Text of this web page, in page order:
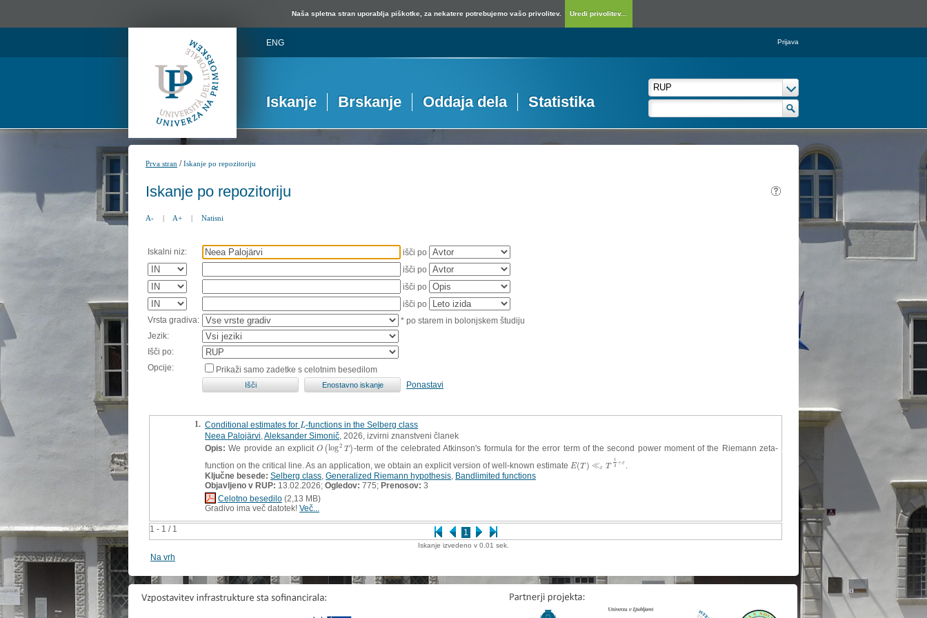
Naša spletna stran uporablja piškotke, za nekatere potrebujemo vašo privolitev. Uredi privolitev...
ENG Prijava
Iskanje Brskanje Oddaja dela Statistika
Prva stran /Iskanje po repozitoriju
Iskanje po repozitoriju
A- | A+ | Natisni
Iskalni niz:
išči po
išči po
išči po
išči po
Vrsta gradiva:
* po starem in bolonjskem študiju
Jezik:
Išči po:
Opcije:
Prikaži samo zadetke s celotnim besedilom
Ponastavi
1 - 1 / 1 1
1. Conditional estimates for L
L-functions in the Selberg class
Neea Palojärvi Aleksander Simonič , 2026, izvirni znanstveni članek
Opis: We provide an explicitO (log2 T)
O (log2 T) -term of the celebrated Atkinson's formula for the error term of the second power moment of the Riemann zeta-
function on the critical line. As an application, we obtain an explicit version of well-known estimate E(T) ≪ε T
1
3
+ε
E(T)≪εT 13+ε
Ključne besede: Selberg class, Generalized Riemann hypothesis, Bandlimited functions
Objavljeno v RUP: 13.02.2026; Ogledov: 775; Prenosov: 3
Celotno besedilo (2,13 MB)
Gradivo ima več datotek! Več...
Iskanje izvedeno v 0.01 sek.
Na vrh